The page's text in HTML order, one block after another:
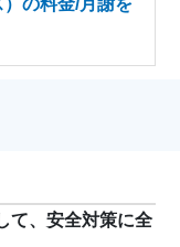
て、安全対策に全